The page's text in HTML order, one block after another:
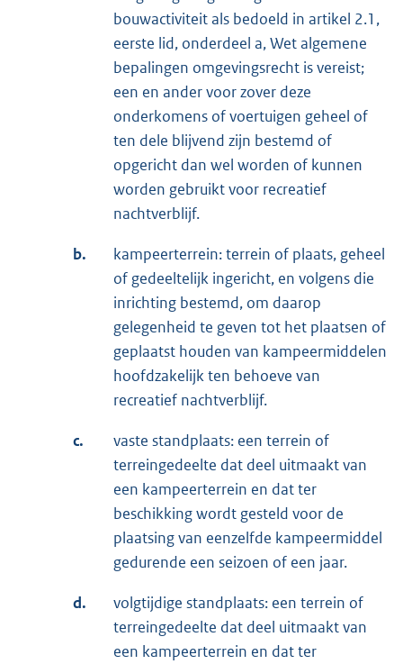
bouwactiviteit als bedoeld in artikel 2.1,
eerste lid, onderdeel a, Wet algemene
bepalingen omgevingsrecht is vereist;
een en ander voor zover deze
onderkomens of voertuigen geheel of
ten dele blijvend zijn bestemd of
opgericht dan wel worden of kunnen
worden gebruikt voor recreatief
nachtverblijf.
b.
kampeerterrein: terrein of plaats, geheel
of gedeeltelijk ingericht, en volgens die
inrichting bestemd, om daarop
gelegenheid te geven tot het plaatsen of
geplaatst houden van kampeermiddelen
hoofdzakelijk ten behoeve van
recreatief nachtverblijf.
c.
vaste standplaats: een terrein of
terreingedeelte dat deel uitmaakt van
een kampeerterrein en dat ter
beschikking wordt gesteld voor de
plaatsing van eenzelfde kampeermiddel
gedurende een seizoen of een jaar.
d.
volgtijdige standplaats: een terrein of
terreingedeelte dat deel uitmaakt van
een kampeerterrein en dat ter